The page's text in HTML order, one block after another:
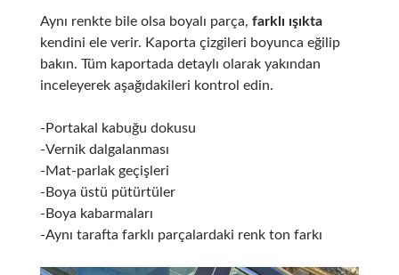
Aynı renkte bile olsa boyalı parça, farklı ışıkta
kendini ele verir. Kaporta çizgileri boyunca eğilip
bakın. Tüm kaportada detaylı olarak yakından
inceleyerek aşağıdakileri kontrol edin.
-Portakal kabuğu dokusu
-Vernik dalgalanması
-Mat-parlak geçişleri
-Boya üstü pütürtüler
-Boya kabarmaları
-Aynı tarafta farklı parçalardaki renk ton farkı